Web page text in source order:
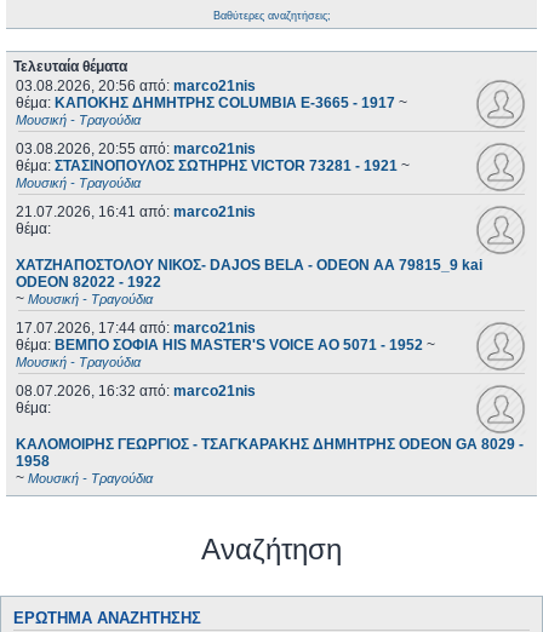
Βαθύτερες αναζητήσεις;
Τελευταία θέματα
03.08.2026, 20:56 από: marco21nis
θέμα: ΚΑΠΟΚΗΣ ΔΗΜΗΤΡΗΣ COLUMBIA E-3665 - 1917 ~
Μουσική - Τραγούδια
03.08.2026, 20:55 από: marco21nis
θέμα: ΣΤΑΣΙΝΟΠΟΥΛΟΣ ΣΩΤΗΡΗΣ VICTOR 73281 - 1921 ~
Μουσική - Τραγούδια
21.07.2026, 16:41 από: marco21nis
θέμα:
ΧΑΤΖΗΑΠΟΣΤΟΛΟΥ ΝΙΚΟΣ- DAJOS BELA - ODEON AA 79815_9 kai
ODEON 82022 - 1922
~ Μουσική - Τραγούδια
17.07.2026, 17:44 από: marco21nis
θέμα: ΒΕΜΠΟ ΣΟΦΙΑ HIS MASTER'S VOICE AO 5071 - 1952 ~
Μουσική - Τραγούδια
08.07.2026, 16:32 από: marco21nis
θέμα:
ΚΑΛΟΜΟΙΡΗΣ ΓΕΩΡΓΙΟΣ - ΤΣΑΓΚΑΡΑΚΗΣ ΔΗΜΗΤΡΗΣ ODEON GA 8029 -
1958
~ Μουσική - Τραγούδια
Αναζήτηση
ΕΡΏΤΗΜΑ ΑΝΑΖΉΤΗΣΗΣ